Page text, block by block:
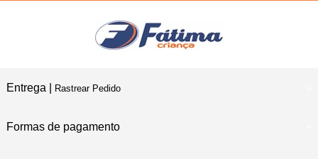
Entrega | Rastrear Pedido
Formas de pagamento